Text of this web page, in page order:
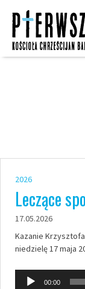
content
2026
Leczące
17.05.2026
Kazanie
niedzielę 17 maja
Odtwarzacz
00:00